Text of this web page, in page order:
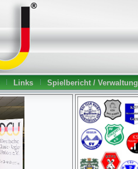
Links Spielbericht / Verwaltung